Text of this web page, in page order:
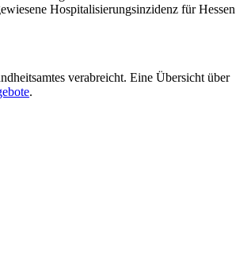
Hospitalisierungsinzidenz für Hessen
verabreicht. Eine Übersicht über
.